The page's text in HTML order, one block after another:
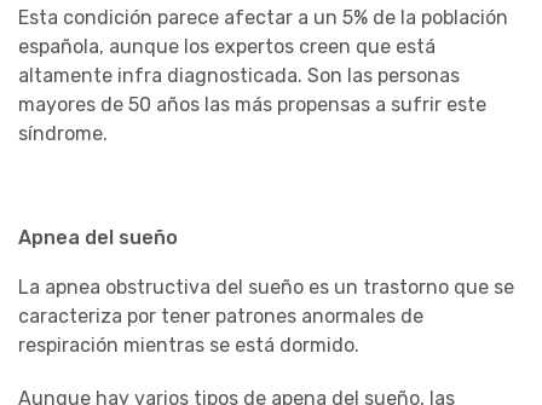
Esta condición parece afectar a un 5% de la población
española, aunque los expertos creen que está
altamente infra diagnosticada. Son las personas
mayores de 50 años las más propensas a sufrir este
síndrome.
Apnea del sueño
La apnea obstructiva del sueño es un trastorno que se
caracteriza por tener patrones anormales de
respiración mientras se está dormido.
Aunque hay varios tipos de apena del sueño, las